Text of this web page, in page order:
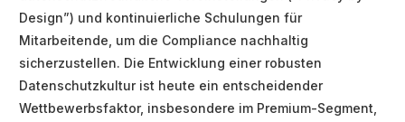
Design”) und kontinuierliche Schulungen für
Mitarbeitende, um die Compliance nachhaltig
sicherzustellen. Die Entwicklung einer robusten
Datenschutzkultur ist heute ein entscheidender
Wettbewerbsfaktor, insbesondere im Premium-Segment,